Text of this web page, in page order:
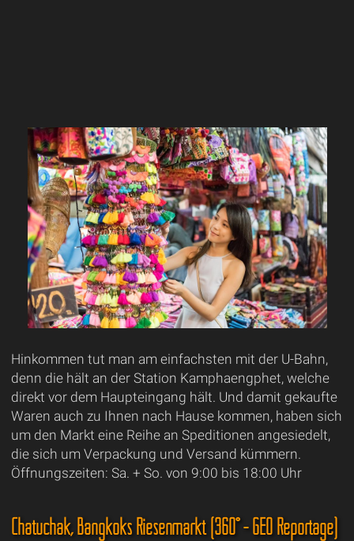
Hinkommen tut man am einfachsten mit der U-Bahn,
denn die hält an der Station Kamphaengphet, welche
direkt vor dem Haupteingang hält. Und damit gekaufte
Waren auch zu Ihnen nach Hause kommen, haben sich
um den Markt eine Reihe an Speditionen angesiedelt,
die sich um Verpackung und Versand kümmern.
Öffnungszeiten: Sa. + So. von 9:00 bis 18:00 Uhr
Chatuchak, Bangkoks Riesenmarkt (360° - GEO Reportage)